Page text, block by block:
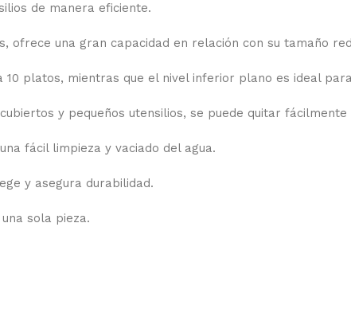
de manera eficiente.
ofrece una gran capacidad en relación con su tamaño
platos, mientras que el nivel inferior plano es ideal
y pequeños utensilios, se puede quitar
fácil limpieza y vaciado del agua.
y asegura durabilidad.
sola pieza.